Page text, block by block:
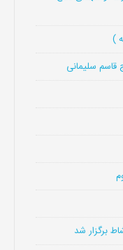
قاسم سلیمانی
برگزار شد